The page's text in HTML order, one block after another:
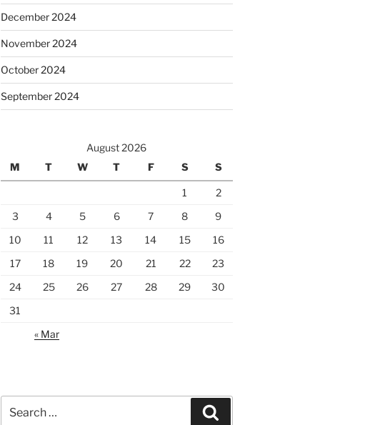
December 2024
November 2024
October 2024
September 2024
August 2026
M
T W T F S S
1
2
3
4 5 6 7 8
9
10
11 12 13 14 15
16
17
18 19 20 21 22
23
24
25 26 27 28 29
30
31
« Mar
for: